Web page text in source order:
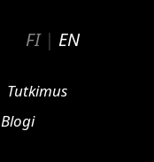
FI| EN
Tutkimus
Blogi